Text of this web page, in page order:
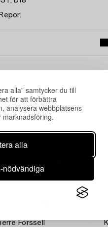
alla" samtycker du till
för att förbättra
analysera webbplatsens
marknadsföring.
alla
nödvändiga
tittat på
Forssell